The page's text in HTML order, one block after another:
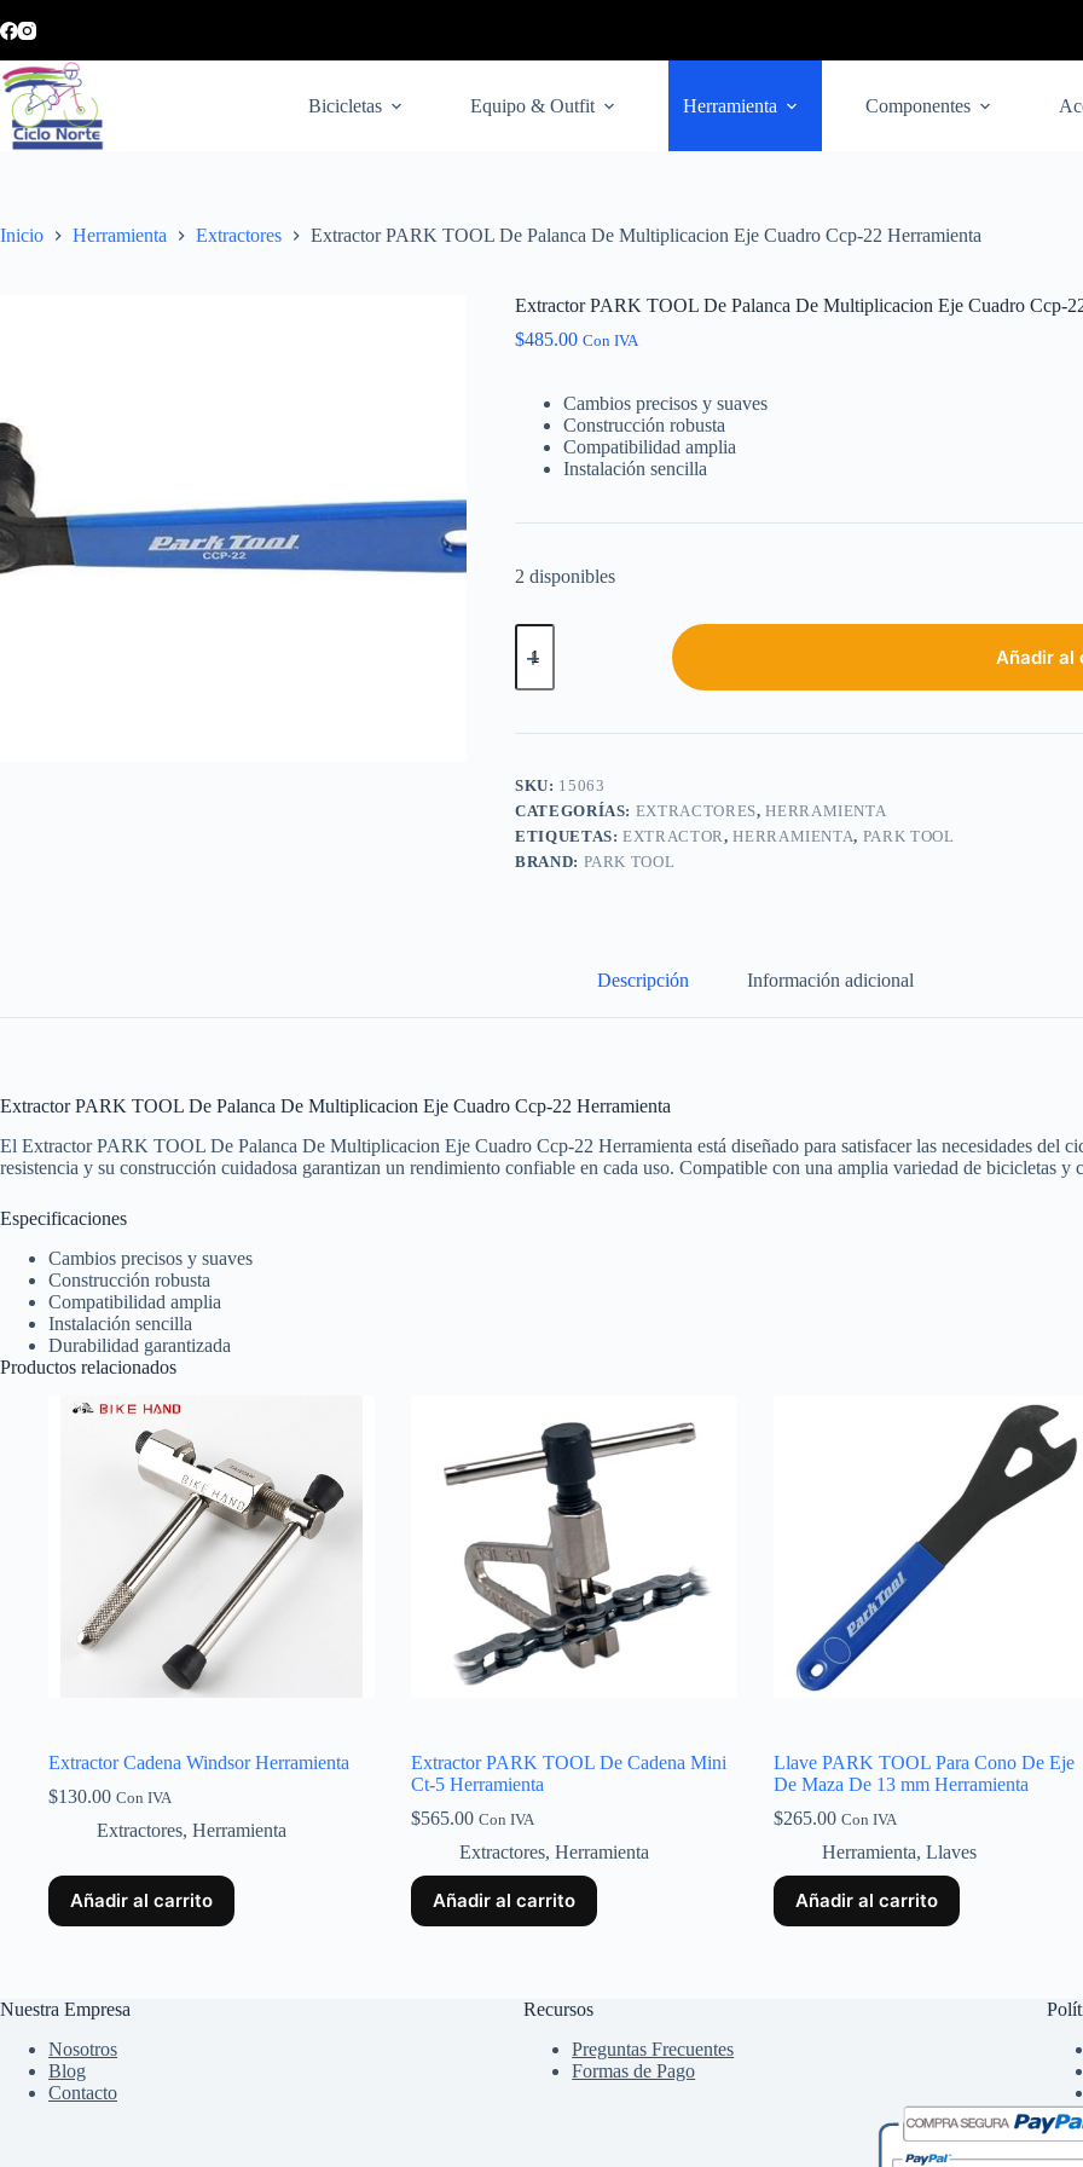
Bicicletas Equipo & Outfit Herramienta Componentes
Inicio Herramienta Extractores Extractor PARK TOOL De Palanca De Multiplicacion Eje Cuadro Ccp-22 Herramienta
Extractor PARK TOOL De Palanca De Multiplicacion Eje Cuadro Ccp-
$485.00 Con IVA
Cambios precisos y suaves
Construcción robusta
Compatibilidad amplia
Instalación sencilla
2 disponibles
Añadir al
SKU: 15063
CATEGORÍAS: EXTRACTORES,HERRAMIENTA
ETIQUETAS:EXTRACTOR,HERRAMIENTA, PARK TOOL
BRAND: PARK TOOL
Descripción Información adicional
Extractor PARK TOOL De Palanca De Multiplicacion Eje Cuadro Ccp-22 Herramienta
El Extractor PARK TOOL De Palanca De Multiplicacion Eje Cuadro Ccp-22 Herramienta está diseñado para satisfacer las necesidades del
resistencia y su construcción cuidadosa garantizan un rendimiento confiable en cada uso. Compatible con una amplia variedad de bicicletas y
Especificaciones
Cambios precisos y suaves
Construcción robusta
Compatibilidad amplia
Instalación sencilla
Durabilidad garantizada
Productos relacionados
Extractor Cadena Windsor Herramienta
$130.00 Con IVA
Extractores, Herramienta
Añadir al carrito
Extractor PARK TOOL De Cadena Mini
Ct-5 Herramienta
$565.00 Con IVA
Extractores, Herramienta
Añadir al carrito
Llave PARK TOOL Para Cono De Eje
De Maza De 13 mm Herramienta
$265.00 Con IVA
Herramienta, Llaves
Añadir al carrito
Nuestra Empresa
Nosotros
Blog
Contacto
Recursos
Preguntas Frecuentes
Formas de Pago